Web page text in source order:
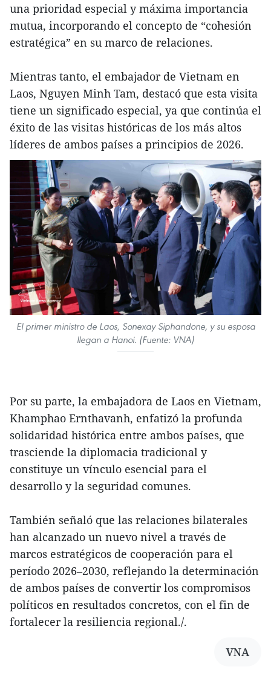
una prioridad especial y máxima importancia
mutua, incorporando el concepto de “cohesión
estratégica” en su marco de relaciones.
Mientras tanto, el embajador de Vietnam en
Laos, Nguyen Minh Tam, destacó que esta visita
tiene un significado especial, ya que continúa el
éxito de las visitas históricas de los más altos
líderes de ambos países a principios de 2026.
El primer ministro de Laos, Sonexay Siphandone, y su esposa
llegan a Hanoi. (Fuente: VNA)
Por su parte, la embajadora de Laos en Vietnam,
Khamphao Ernthavanh, enfatizó la profunda
solidaridad histórica entre ambos países, que
trasciende la diplomacia tradicional y
constituye un vínculo esencial para el
desarrollo y la seguridad comunes.
También señaló que las relaciones bilaterales
han alcanzado un nuevo nivel a través de
marcos estratégicos de cooperación para el
período 2026–2030, reflejando la determinación
de ambos países de convertir los compromisos
políticos en resultados concretos, con el fin de
fortalecer la resiliencia regional./.
VNA